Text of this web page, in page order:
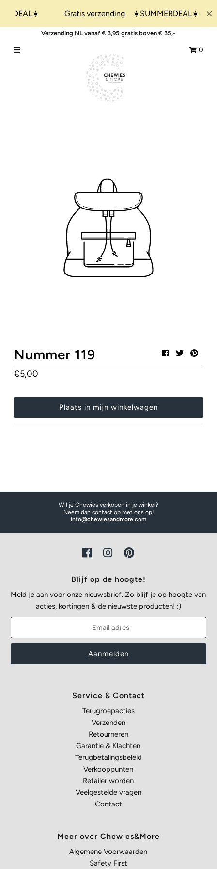
Meld je aan/Aanmaken
0
Mijn winkelwagen
Stylish, Safe & Certified!
Heb je onze SALE pagina al gezien?
Verzending NL vanaf€3,95 gratis boven€35,-
0
Nummer 119
Normale
€5,00
Wil je Chewies verkopen in je winkel?
Neem dan contact op met ons op!
info@chewiesandmore.com
Blijf op de hoogte!
Meld je aan voor onze nieuwsbrief. Zo blijf je op hoogte van
acties, kortingen & de nieuwste producten! :)
Service & Contact
Terugroepacties
Verzenden
Retourneren
Garantie & Klachten
Terugbetalingsbeleid
Verkooppunten
Retailer worden
Veelgestelde vragen
Contact
Meer over Chewies&More
Algemene Voorwaarden
Safety First